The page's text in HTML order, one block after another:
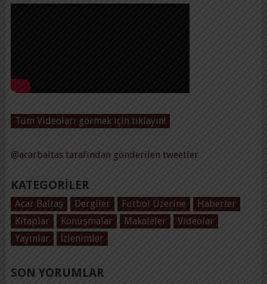
Tüm Videoları görmek için tıklayın!
@acarbaltas tarafından gönderilen tweetler
KATEGORILER
Acar Baltaş Dergiler Futbol Üzerine
Haberler
Kitaplar
Konuşmalar Makaleler
Videolar
Yayınlar
İzlenimler
SON YORUMLAR